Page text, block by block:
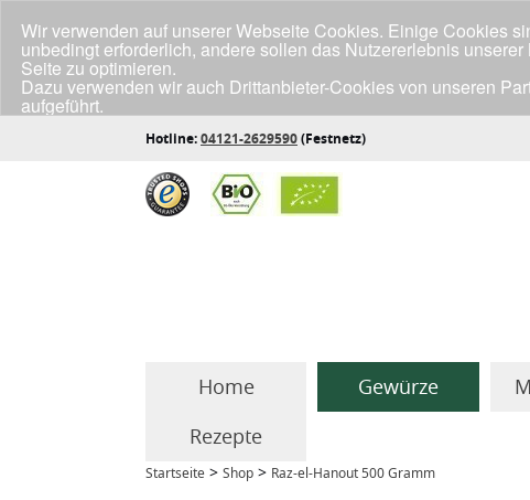
Hotline:04121-2629590(Festnetz)
Home Gewürze
Rezepte
Startseite > Shop > Raz-el-Hanout 500 Gramm
Wir verwenden auf unserer Webseite Cookies. Einige Cookies
unbedingt erforderlich, andere sollen das Nutzererlebnis
Seite zu optimieren.
Dazu verwenden wir auch Drittanbieter-Cookies von unseren
aufgeführt.
Klicke unten auf "Annehmen", wenn du mit der Verwendung